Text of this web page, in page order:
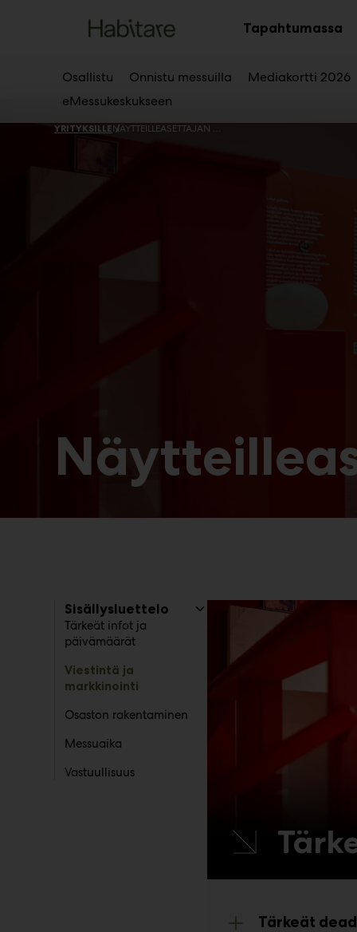
Main
Tapahtumassa
Osallistu Onnistu messuilla
Mediakortti 2026
eMessukeskukseen
YRITYKSILLE NÄYTTEILLEASETTAJAN OPAS
Sisällysluettelo
Tärkeät infot ja
päivämäärät
Viestintä ja
markkinointi
Osaston rakentaminen
Messuaika
Vastuullisuus
Tärkeät